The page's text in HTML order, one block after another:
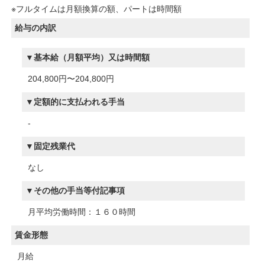
※フルタイムは月額換算の額、パートは時間額
給与の内訳
基本給（月額平均）又は時間額
204,800円〜204,800円
定額的に支払われる手当
-
固定残業代
なし
その他の手当等付記事項
月平均労働時間：１６０時間
賃金形態
月給